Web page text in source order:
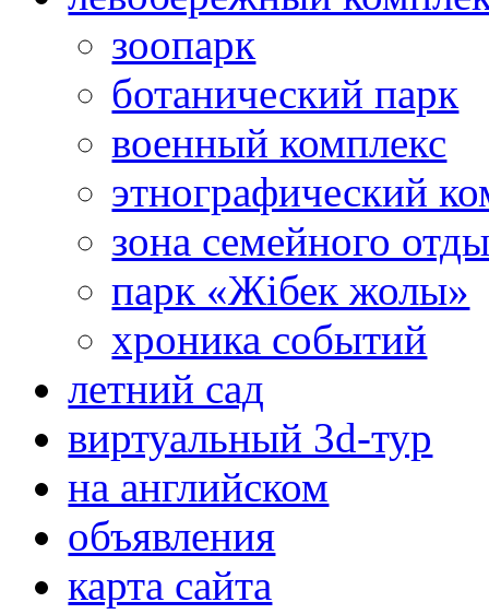
зоопарк
ботанический парк
военный комплекс
этнографический
зона семейного
парк «Жібек жолы»
хроника событий
летний сад
виртуальный 3d-тур
на английском
объявления
карта сайта